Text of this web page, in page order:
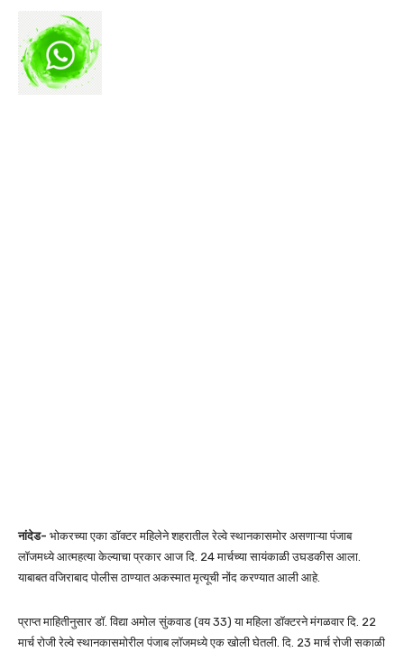
नांदेड- भोकरच्या एका डॉक्टर महिलेने शहरातील रेल्वे स्थानकासमोर असणाऱ्या पंजाब
लॉजमध्ये आत्महत्या केल्याचा प्रकार आज दि. 24 मार्चच्या सायंकाळी उघडकीस आला.
याबाबत वजिराबाद पोलीस ठाण्यात अकस्मात मृत्यूची नोंद करण्यात आली आहे.
प्राप्त माहितीनुसार डॉ. विद्या अमोल सुंकवाड (वय 33) या महिला डॉक्टरने मंगळवार दि. 22
मार्च रोजी रेल्वे स्थानकासमोरील पंजाब लॉजमध्ये एक खोली घेतली. दि. 23 मार्च रोजी सकाळी